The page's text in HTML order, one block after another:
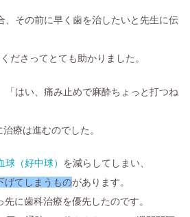
、その前に早く歯を治したいと先生に伝
ださってとても助かりました。
はい、痛み止めで麻酔ちょっと打つね
療は進むのでした。
球（好中球） を減らしてしまい、
げてしまうものがあります。
に歯科治療を優先したのです。